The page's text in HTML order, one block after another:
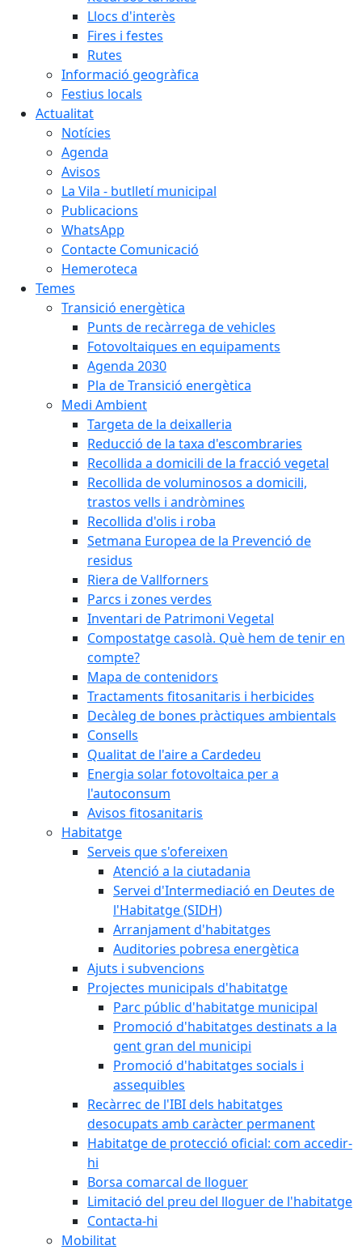
Llocs d'interès
Fires i festes
Rutes
Informació geogràfica
Festius locals
Actualitat
Notícies
Agenda
Avisos
La Vila - butlletí municipal
Publicacions
WhatsApp
Contacte Comunicació
Hemeroteca
Temes
Transició energètica
Punts de recàrrega de vehicles
Fotovoltaiques en equipaments
Agenda 2030
Pla de Transició energètica
Medi Ambient
Targeta de la deixalleria
Reducció de la taxa d'escombraries
Recollida a domicili de la fracció vegetal
Recollida de voluminosos a domicili,
trastos vells i andròmines
Recollida d'olis i roba
Setmana Europea de la Prevenció de
residus
Riera de Vallforners
Parcs i zones verdes
Inventari de Patrimoni Vegetal
Compostatge casolà. Què hem de tenir en
compte?
Mapa de contenidors
Tractaments fitosanitaris i herbicides
Decàleg de bones pràctiques ambientals
Consells
Qualitat de l'aire a Cardedeu
Energia solar fotovoltaica per a
l'autoconsum
Avisos fitosanitaris
Habitatge
Serveis que s'ofereixen
Atenció a la ciutadania
Servei d'Intermediació en Deutes de
l'Habitatge (SIDH)
Arranjament d'habitatges
Auditories pobresa energètica
Ajuts i subvencions
Projectes municipals d'habitatge
Parc públic d'habitatge municipal
Promoció d'habitatges destinats a la
gent gran del municipi
Promoció d'habitatges socials i
assequibles
Recàrrec de l'IBI dels habitatges
desocupats amb caràcter permanent
Habitatge de protecció oficial: com accedir-
hi
Borsa comarcal de lloguer
Limitació del preu del lloguer de l'habitatge
Contacta-hi
Mobilitat